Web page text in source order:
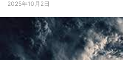
2025年10月2日